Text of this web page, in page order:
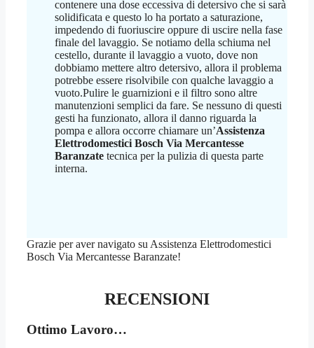
contenere una dose eccessiva di detersivo che si sarà
solidificata e questo lo ha portato a saturazione,
impedendo di fuoriuscire oppure di uscire nella fase
finale del lavaggio. Se notiamo della schiuma nel
cestello, durante il lavaggio a vuoto, dove non
dobbiamo mettere altro detersivo, allora il problema
potrebbe essere risolvibile con qualche lavaggio a
vuoto.Pulire le guarnizioni e il filtro sono altre
manutenzioni semplici da fare. Se nessuno di questi
gesti ha funzionato, allora il danno riguarda la
pompa e allora occorre chiamare un’Assistenza
Elettrodomestici Bosch Via Mercantesse
Baranzate tecnica per la pulizia di questa parte
interna.
Grazie per aver navigato su Assistenza Elettrodomestici
Bosch Via Mercantesse Baranzate!
RECENSIONI
Ottimo Lavoro…